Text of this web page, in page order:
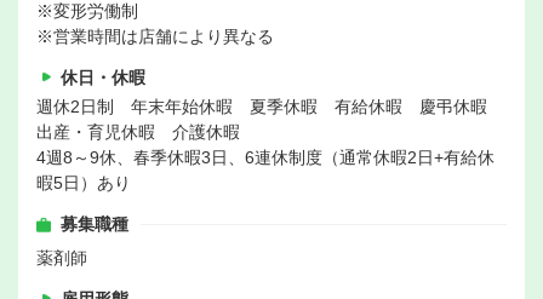
※変形労働制
※営業時間は店舗により異なる
休日・休暇
週休2日制 年末年始休暇 夏季休暇 有給休暇 慶弔休暇
出産・育児休暇 介護休暇
4週8～9休、春季休暇3日、6連休制度（通常休暇2日+有給休
暇5日）あり
募集職種
薬剤師